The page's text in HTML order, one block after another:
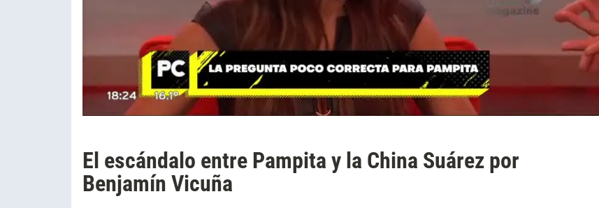
El escándalo entre Pampita y la China Suárez por
Benjamín Vicuña